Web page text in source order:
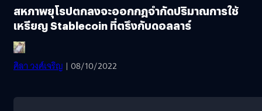
สหภาพยุโรปตกลงจะออกกฎจำกัดปริมาณการใช้
เหรียญ Stablecoin ที่ตรึงกับดอลลาร์
ศิลา วงศ์เจริญ | 08/10/2022